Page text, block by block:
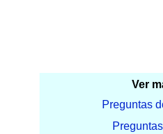
Ver
Preguntas